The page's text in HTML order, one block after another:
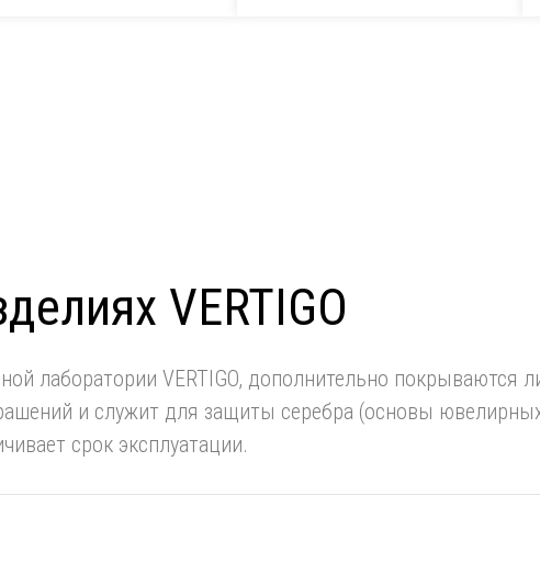
VERTIGO
лаборатории VERTIGO, дополнительно покрываются
и служит для защиты серебра (основы
срок эксплуатации.